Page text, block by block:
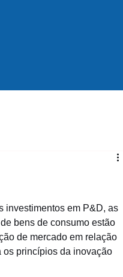
investimentos em P&D, as
bens de consumo estão
de mercado em relação
os princípios da inovação